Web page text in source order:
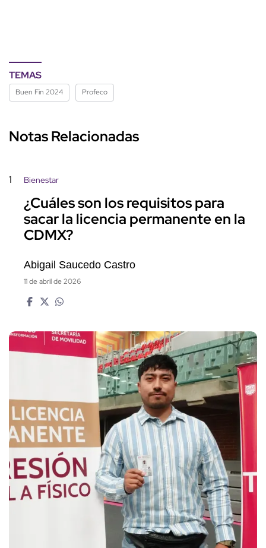
TEMAS
Buen Fin 2024 Profeco
Notas Relacionadas
1 Bienestar
¿Cuáles son los requisitos para
sacar la licencia permanente en la
CDMX?
Abigail Saucedo Castro
11 de abril de 2026